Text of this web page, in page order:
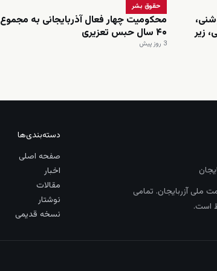
زیر
حقوق بشر
محکومیت چهار فعال آذربایجانی به مجموع
۴۰ سال حبس تعزیری
3 روز پیش
ملی آزربایجان. تمامی
است.
دسته‌بندی‌ها
صفحه اصلی
اخبار
مقالات
نوشتار
نسخه قدیمی